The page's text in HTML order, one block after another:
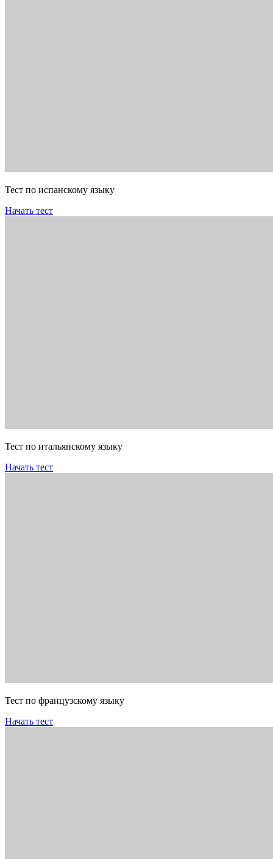
Тест по испанскому языку
Начать тест
Тест по итальянскому языку
Начать тест
Тест по французскому языку
Начать тест